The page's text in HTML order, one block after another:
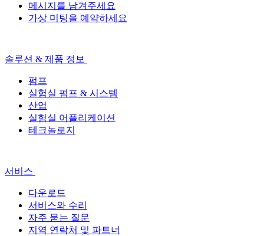
메시지를 남겨주세요
가상 미팅을 예약하세요
솔루션 & 제품 정보
펌프
실험실 펌프 & 시스템
산업
실험실 어플리케이션
테크놀로지
서비스
다운로드
서비스와 수리
자주 묻는 질문
지역 연락처 및 파트너